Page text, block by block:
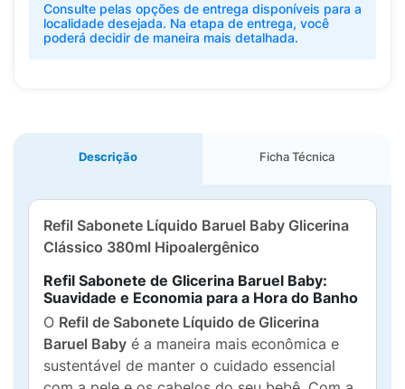
Consulte pelas opções de entrega disponíveis para a
localidade desejada. Na etapa de entrega, você
poderá decidir de maneira mais detalhada.
Descrição Ficha Técnica
Refil Sabonete Líquido Baruel Baby Glicerina
Clássico 380ml Hipoalergênico
Refil Sabonete de Glicerina Baruel Baby:
Suavidade e Economia para a Hora do Banho
O Refil de Sabonete Líquido de Glicerina
Baruel Baby é a maneira mais econômica e
sustentável de manter o cuidado essencial